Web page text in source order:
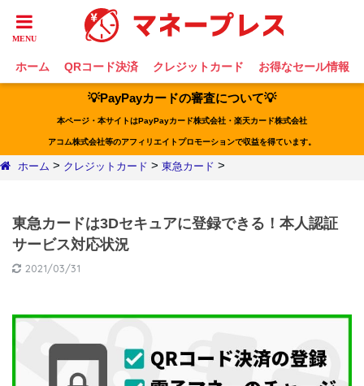
ホーム QRコード決済 クレジットカード お得なセール情報
💡PayPayカードの審査について💡
本ページ・本サイトはPayPayカード株式会社・楽天カード株式会社
アコム株式会社等のアフィリエイトプロモーションで収益を得ています。
ホーム > クレジットカード > 東急カード >
東急カードは3Dセキュアに登録できる！本人認証
サービス対応状況
2021/03/31